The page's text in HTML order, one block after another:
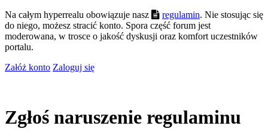
Na całym hyperrealu obowiązuje nasz regulamin. Nie stosując się
do niego, możesz stracić konto. Spora część forum jest
moderowana, w trosce o jakość dyskusji oraz komfort uczestników
portalu.
Załóż konto Zaloguj się
Zgłoś naruszenie regulaminu